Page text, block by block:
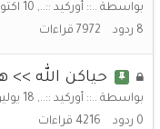
بواسطة ..:: أوركيد ::.., 10 اكتوبر, 2008
8 ردود 7972 قراءات
حياكن الله
بواسطة ..:: أوركيد ::.., 18 يوليو, 2009
0 ردود 4216 قراءات